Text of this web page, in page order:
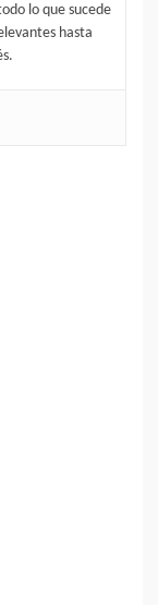
lo que sucede
hasta